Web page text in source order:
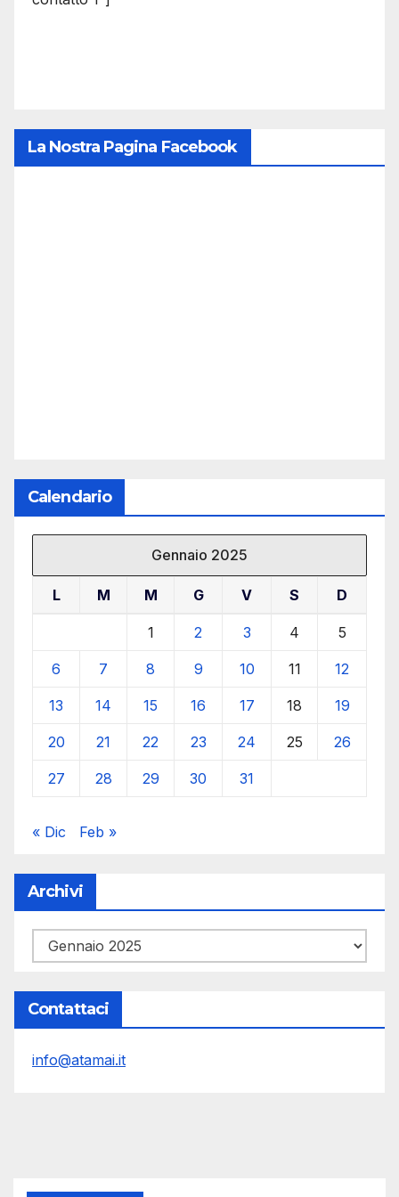
La Nostra Pagina Facebook
Calendario
Gennaio 2025
L M M G V S D
1 2 3 4 5
6 7 8 9 10 11 12
13 14 15 16 17 18 19
20 21 22 23 24 25 26
27 28 29 30 31
« Dic Feb »
Archivi
Archivi
Contattaci
info@atamai.it